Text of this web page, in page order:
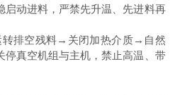
动进料，严禁先升温、先进料再
排空残料→关闭加热介质→自然
真空机组与主机，禁止高温、带